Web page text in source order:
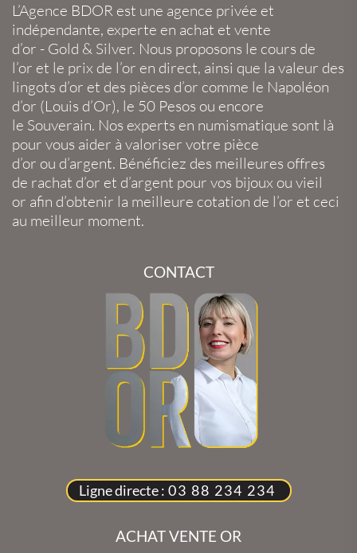
L’Agence BDOR est une agence privée et
indépendante, experte en achat et vente
d’or - Gold & Silver. Nous proposons le cours de
l’or et le prix de l’or en direct, ainsi que la valeur des
lingots d’or et des pièces d’or comme le Napoléon
d’or (Louis d’Or), le 50 Pesos ou encore
le Souverain. Nos experts en numismatique sont là
pour vous aider à valoriser votre pièce
d’or ou d’argent. Bénéficiez des meilleures offres
de rachat d’or et d’argent pour vos bijoux ou vieil
or afin d’obtenir la meilleure cotation de l’or et ceci
au meilleur moment.
CONTACT
Ligne directe : 03 88 234 234
ACHAT VENTE OR